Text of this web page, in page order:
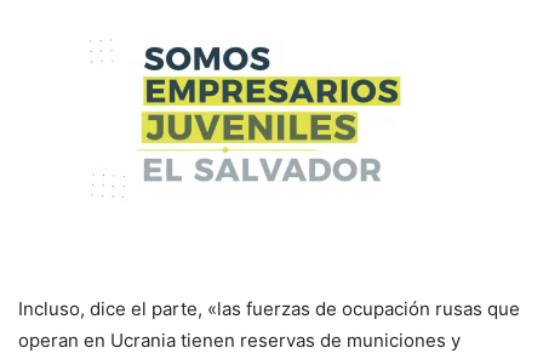
Incluso, dice el parte, «las fuerzas de ocupación rusas que
operan en Ucrania tienen reservas de municiones y